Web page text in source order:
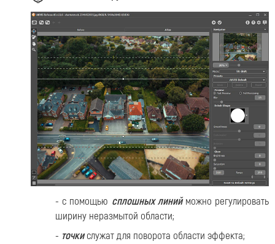
- с помощью сплошных линийможно регулировать
ширину неразмытой области;
- точкислужат для поворота области эффекта;